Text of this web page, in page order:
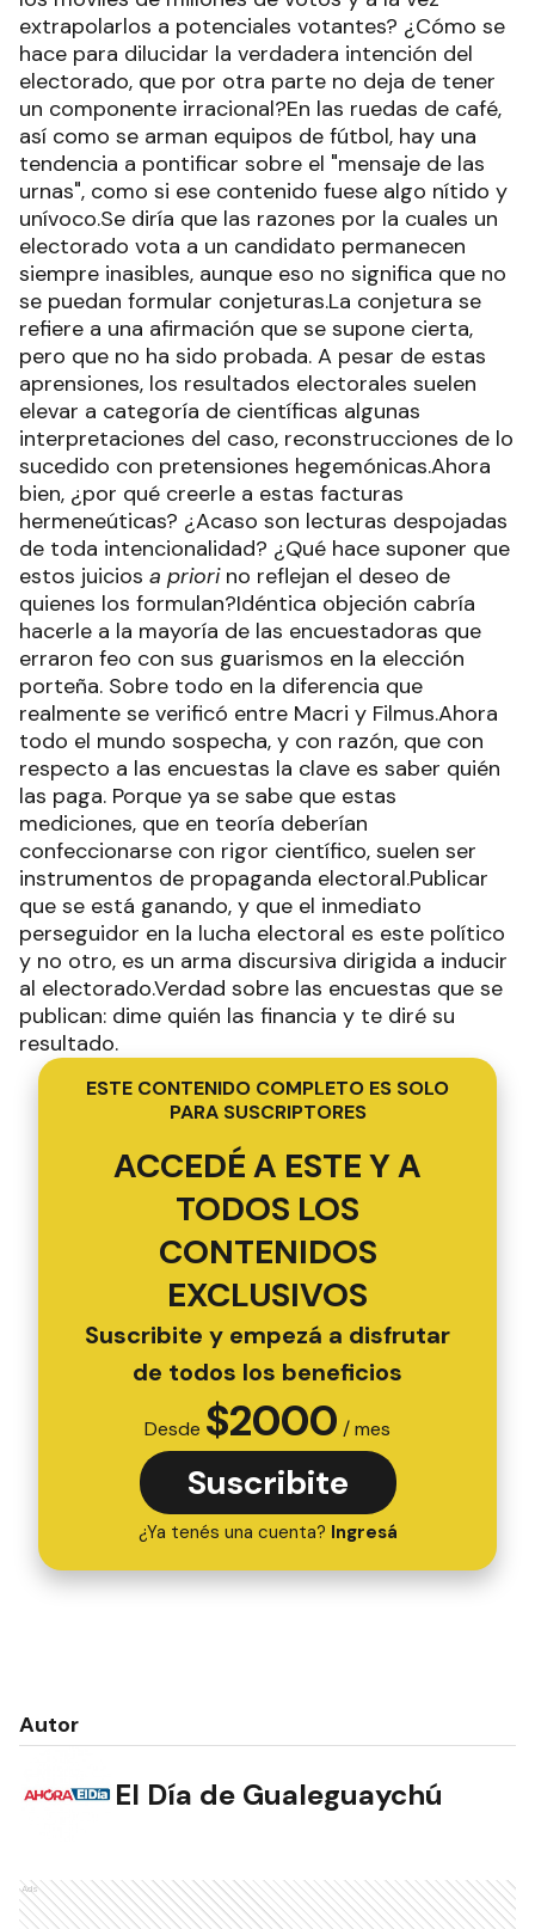
extrapolarlos a potenciales votantes? ¿Cómo se
hace para dilucidar la verdadera intención del
electorado, que por otra parte no deja de tener
un componente irracional?En las ruedas de café,
así como se arman equipos de fútbol, hay una
tendencia a pontificar sobre el "mensaje de las
urnas", como si ese contenido fuese algo nítido y
unívoco.Se diría que las razones por la cuales un
electorado vota a un candidato permanecen
siempre inasibles, aunque eso no significa que no
se puedan formular conjeturas.La conjetura se
refiere a una afirmación que se supone cierta,
pero que no ha sido probada. A pesar de estas
aprensiones, los resultados electorales suelen
elevar a categoría de científicas algunas
interpretaciones del caso, reconstrucciones de lo
sucedido con pretensiones hegemónicas.Ahora
bien, ¿por qué creerle a estas facturas
hermeneúticas? ¿Acaso son lecturas despojadas
de toda intencionalidad? ¿Qué hace suponer que
estos juicios a priorino reflejan el deseo de
quienes los formulan?Idéntica objeción cabría
hacerle a la mayoría de las encuestadoras que
erraron feo con sus guarismos en la elección
porteña. Sobre todo en la diferencia que
realmente se verificó entre Macri y Filmus.Ahora
todo el mundo sospecha, y con razón, que con
respecto a las encuestas la clave es saber quién
las paga. Porque ya se sabe que estas
mediciones, que en teoría deberían
confeccionarse con rigor científico, suelen ser
instrumentos de propaganda electoral.Publicar
que se está ganando, y que el inmediato
perseguidor en la lucha electoral es este político
y no otro, es un arma discursiva dirigida a inducir
al electorado.Verdad sobre las encuestas que se
publican: dime quién las financia y te diré su
resultado.
ESTE CONTENIDO COMPLETO ES SOLO
PARA SUSCRIPTORES
ACCEDÉ A ESTE Y A
TODOS LOS
CONTENIDOS
EXCLUSIVOS
Suscribite y empezá a disfrutar
de todos los beneficios
Desde $2000 / mes
Suscribite
¿Ya tenés una cuenta? Ingresá
Autor
El Día de Gualeguaychú
Ads